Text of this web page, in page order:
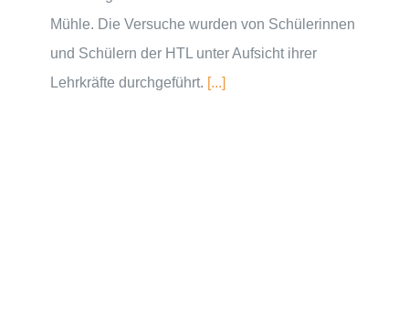
Mühle. Die Versuche wurden von Schülerinnen
und Schülern der HTL unter Aufsicht ihrer
Lehrkräfte durchgeführt. [...]